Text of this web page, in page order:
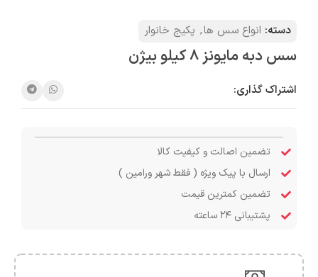
دسته: انواع سس ها, پکیج خانوار
سس دبه مايونز 8 کیلو بیژن
اشتراک گذاری:
تضمین اصالت و کیفیت کالا
ارسال با پیک ویژه ( فقط شهر ورامین )
تضمین کمترین قیمت
پشتیبانی ۲۴ ساعته